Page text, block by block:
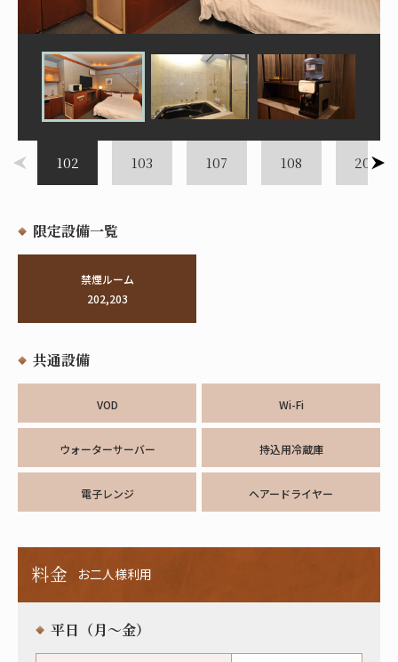
102 103 107 108 202
限定設備一覧
禁煙ルーム
202,203
共通設備
VOD Wi-Fi
ウォーターサーバー 持込用冷蔵庫
電子レンジ ヘアードライヤー
料金 お二人様利用
平日（月〜金）